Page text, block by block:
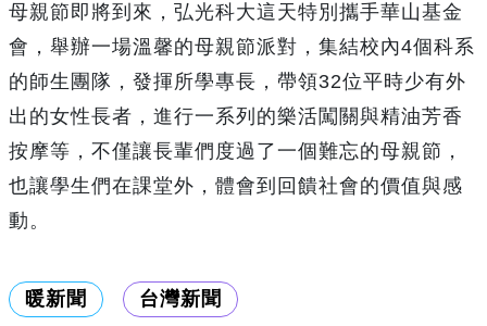
母親節即將到來，弘光科大這天特別攜手華山基金
會，舉辦一場溫馨的母親節派對，集結校內4個科系
的師生團隊，發揮所學專長，帶領32位平時少有外
出的女性長者，進行一系列的樂活闖關與精油芳香
按摩等，不僅讓長輩們度過了一個難忘的母親節，
也讓學生們在課堂外，體會到回饋社會的價值與感
動。
暖新聞 台灣新聞